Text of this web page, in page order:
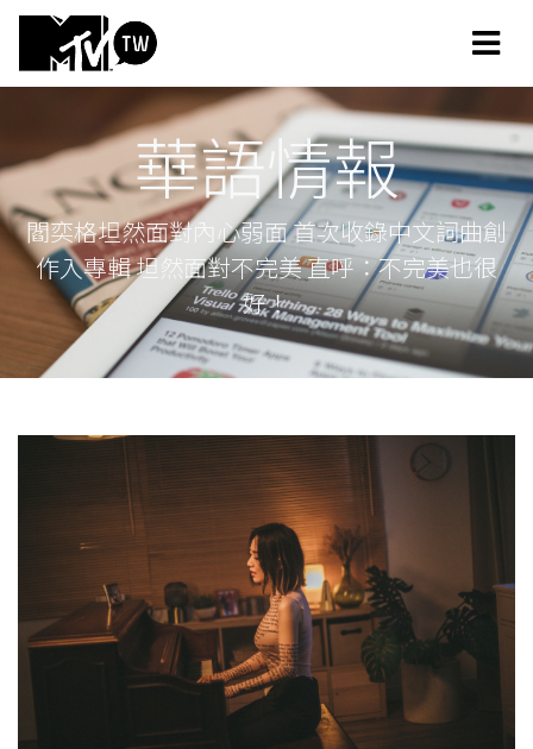
華語情報
閻奕格坦然面對內心弱面 首次收錄中文詞曲創
作入專輯 坦然面對不完美 直呼：不完美也很
好！